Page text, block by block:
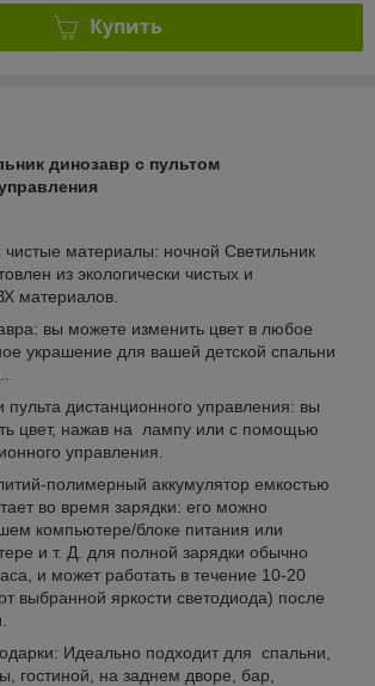
Купить
динозавр с пультом
чистые материалы: ночной Светильник
из экологически чистых и
материалов.
вы можете изменить цвет в любое
украшение для вашей детской спальни
пульта дистанционного управления: вы
цвет, нажав на лампу или с помощью
управления.
полимерный аккумулятор емкостью
во время зарядки: его можно
компьютере/блоке питания или
и т. Д. для полной зарядки обычно
и может работать в течение 10-20
выбранной яркости светодиода) после
Идеально подходит для спальни,
гостиной, на заднем дворе, бар,